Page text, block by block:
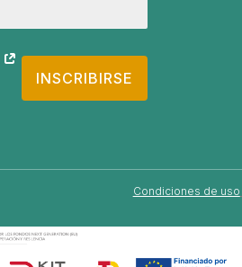
INSCRIBIRSE
Condiciones de uso